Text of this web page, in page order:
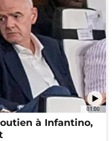
01:00
à Infantino,